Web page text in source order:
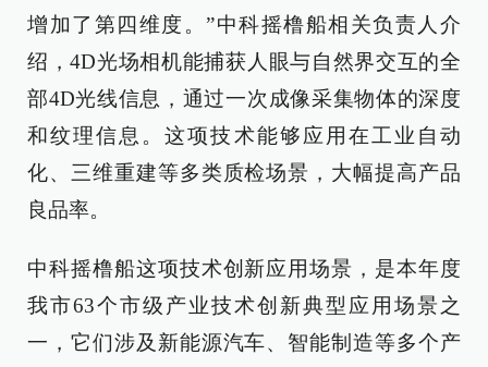
增加了第四维度。”中科摇橹船相关负责人介
绍，4D光场相机能捕获人眼与自然界交互的全
部4D光线信息，通过一次成像采集物体的深度
和纹理信息。这项技术能够应用在工业自动
化、三维重建等多类质检场景，大幅提高产品
良品率。
中科摇橹船这项技术创新应用场景，是本年度
我市63个市级产业技术创新典型应用场景之
一，它们涉及新能源汽车、智能制造等多个产